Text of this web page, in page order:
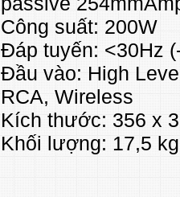
Công suất: 200W
Đáp tuyến: <30Hz
Đầu vào: High
RCA, Wireless
Kích thước: 356 x
Khối lượng: 17,5